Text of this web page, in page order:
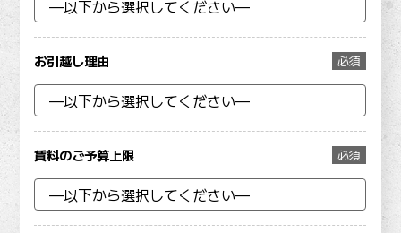
お引越し理由 必須
賃料のご予算上限 必須